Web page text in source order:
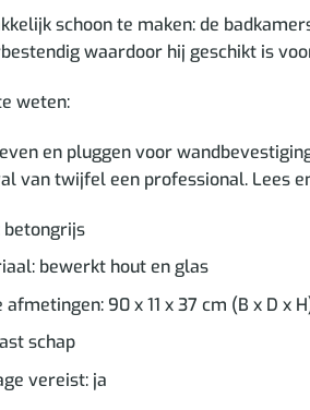
schoon te maken: de
waardoor hij geschikt is
weten:
en pluggen voor
van twijfel een professional. Lees
betongrijs
bewerkt hout en glas
afmetingen: 90 x 11 x 37 cm (B x D x
schap
vereist: ja